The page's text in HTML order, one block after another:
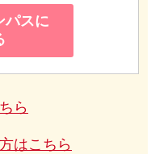
パスに
ら
はこちら